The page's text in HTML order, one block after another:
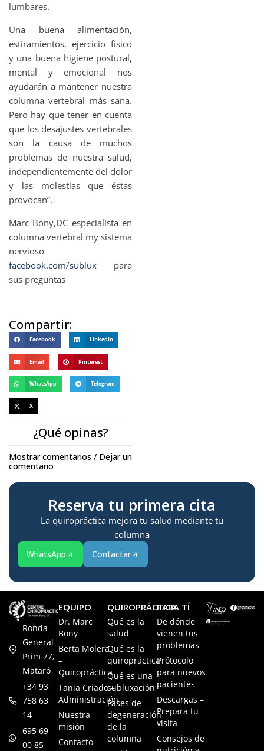
lumbares.
Una buena alimentación,
estiramientos, ejercicio físico
y una buena higiene postural,
mental y emocional nos
ayudarán a mantener nuestra
columna vertebral más sana.
Pero hay que tener en cuenta
que los desajustes vertebrales
son la causa de muchos
problemas de nuestra salud,
independientemente del dolor
y las molestias que éstas
provocan”.
Marc Bony,DC especialista en
columna vertebral my sistema
nervioso
facebook.com/sublux para
sus preguntas
Compartir:
Facebook LinkedIn
Email Pinterest
WhatsApp Telegram
X
¿Qué opinas?
Mostrar comentarios / Dejar un
comentario
Reserva tu primera cita
La quiropráctica mejora tu salud mediante tu
columna
WhatsApp Contactar
Ronda
General
Prim 77,
Mataró
+34 93
758 63
14
695 69
00 85
EQUIPO
Dr. Marc
Bony
Berta Molera
–
Quiropráctica
Tania Criado –
Administración
Nuestra
misión
Contacto
QUIROPRÁCTICA
Qué es la
salud
Qué es la
quiropráctica
Qué es una
subluxación
Fases de
degeneración
de la
columna
PARA TÍ
De dónde
vienen tus
problemas
Prótocolo
para nuevos
pacientes
Descargas –
Prepara tu
visita
Consejos de